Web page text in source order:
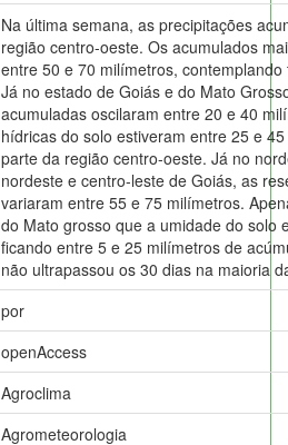
Na última semana, as precipitações
região centro-oeste. Os acumulados
entre 50 e 70 milímetros,
Já no estado de Goiás e do Mato
acumuladas oscilaram entre 20 e 40
hídricas do solo estiveram entre 25 e
parte da região centro-oeste. Já no
nordeste e centro-leste de Goiás, as
variaram entre 55 e 75 milímetros.
do Mato grosso que a umidade do solo
ficando entre 5 e 25 milímetros de
não ultrapassou os 30 dias na maioria
por
openAccess
Agroclima
Agrometeorologia